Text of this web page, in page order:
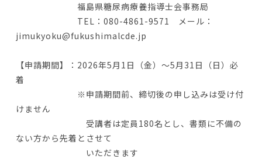
福島県糖尿病療養指導士会事務局
TEL：080-4861-9571 メール：
jimukyoku@fukushimalcde.jp
【申請期間】：2026年5月1日（金）～5月31日（日）必
着
※申請期間前、締切後の申し込みは受け付
けません
受講者は定員180名とし、書類に不備の
ない方から先着とさせて
いただきます